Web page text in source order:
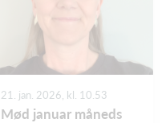
21. jan. 2026, kl. 10.53
Mød januar måneds